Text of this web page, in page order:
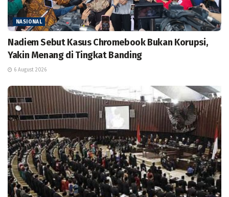
NASIONAL
Nadiem Sebut Kasus Chromebook Bukan Korupsi,
Yakin Menang di Tingkat Banding
6 August 2026